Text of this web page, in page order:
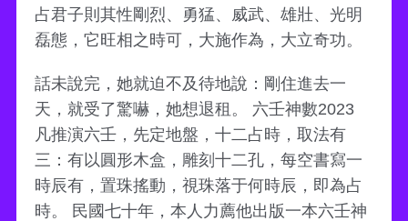
占君子則其性剛烈、勇猛、威武、雄壯、光明
磊態，它旺相之時可，大施作為，大立奇功。
話未說完，她就迫不及待地說：剛住進去一
天，就受了驚嚇，她想退租。 六壬神數2023
凡推演六壬，先定地盤，十二占時，取法有
三：有以圓形木盒，雕刻十二孔，每空書寫一
時辰有，置珠搖動，視珠落于何時辰，即為占
時。 民國七十年，本人力薦他出版一本六壬神